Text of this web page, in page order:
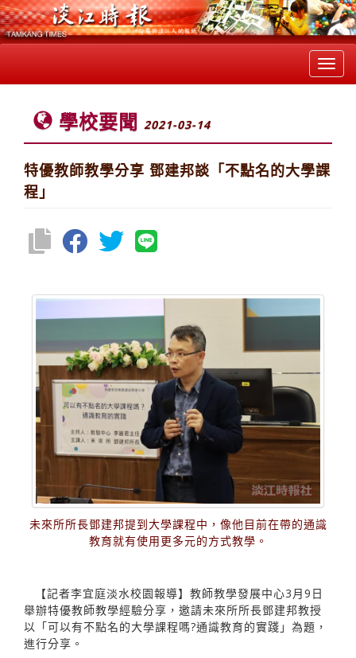
學校要聞 2021-03-14
特優教師教學分享 鄧建邦談「不點名的大學課
程」
未來所所長鄧建邦提到大學課程中，像他目前在帶的通識
教育就有使用更多元的方式教學。
【記者李宜庭淡水校園報導】教師教學發展中心3月9日
舉辦特優教師教學經驗分享，邀請未來所所長鄧建邦教授
以「可以有不點名的大學課程嗎?通識教育的實踐」為題，
進行分享。